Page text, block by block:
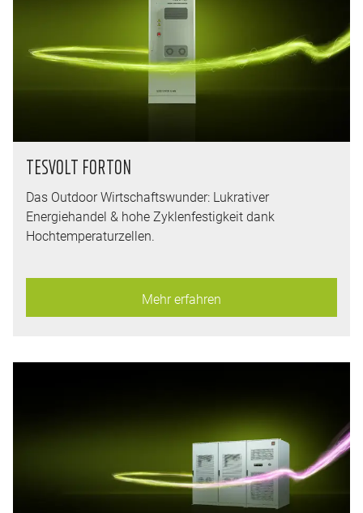
TESVOLT FORTON
Das Outdoor Wirtschaftswunder: Lukrativer
Energiehandel & hohe Zyklenfestigkeit dank
Hochtemperaturzellen.
Mehr erfahren